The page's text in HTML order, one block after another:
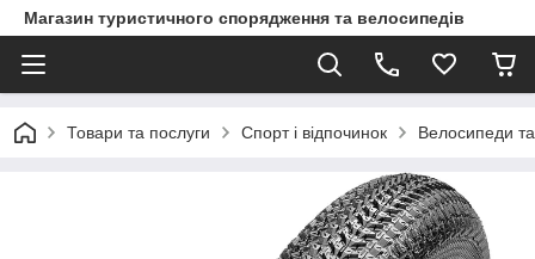
Магазин туристичного спорядження та велосипедів
Товари та послуги Спорт і відпочинок Велосипеди